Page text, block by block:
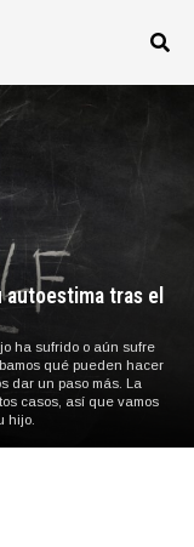
autoestima tras el
ha sufrido o aún sufre
qué pueden hacer
dar un paso más. La
casos, así que vamos
hijo.